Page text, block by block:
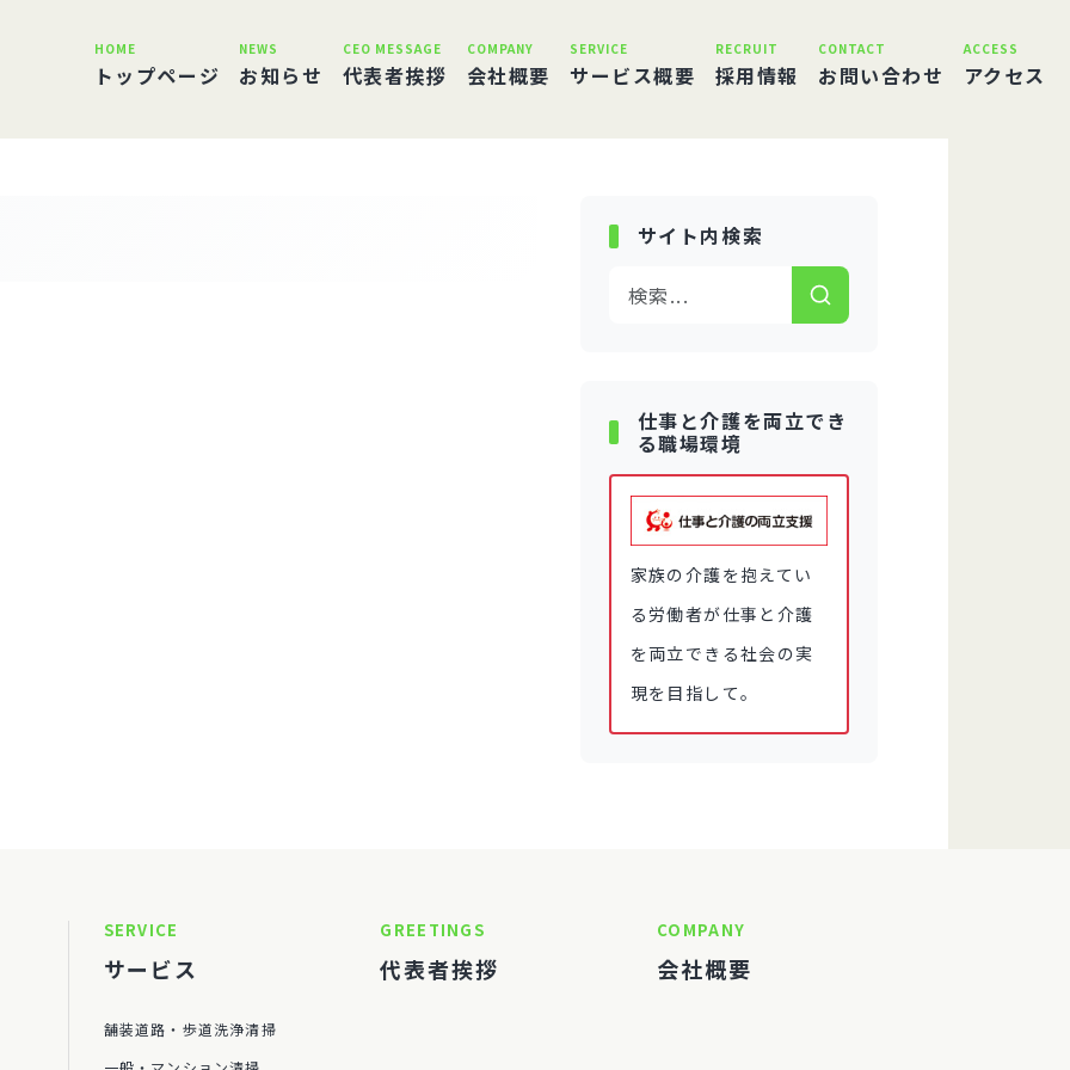
HOME
トップページ
NEWS
お知らせ
CEO MESSAGE
代表者挨拶
COMPANY
会社概要
SERVICE
サービス概要
RECRUIT
採用情報
CONTACT
お問い合わせ
ACCESS
アクセス
サイト内検索
仕事と介護を両立でき
る職場環境
家族の介護を抱えてい
る労働者が仕事と介護
を両立できる社会の実
現を目指して。
SERVICE
サービス
舗装道路・歩道洗浄清掃
GREETINGS
代表者挨拶
COMPANY
会社概要